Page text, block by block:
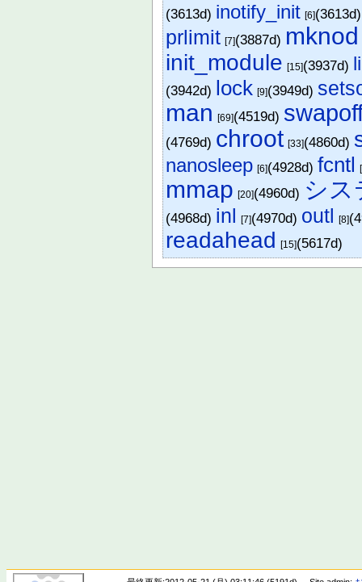
(3613d) inotify_init [6]
prlimit [7](3887d) mknod
init_module [15](3937d)
(3942d) lock [9](3949d)
man [69](4519d)
(4769d) chroot [33](4860d)
nanosleep [6](4928d)fcntl
mmap [20](4960d) シス
(4968d) inl [7](4970d) outl [8]
readahead [15](5617d)